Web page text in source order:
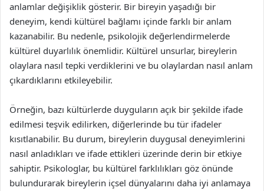
anlamlar değişiklik gösterir. Bir bireyin yaşadığı bir
deneyim, kendi kültürel bağlamı içinde farklı bir anlam
kazanabilir. Bu nedenle, psikolojik değerlendirmelerde
kültürel duyarlılık önemlidir. Kültürel unsurlar, bireylerin
olaylara nasıl tepki verdiklerini ve bu olaylardan nasıl anlam
çıkardıklarını etkileyebilir.
Örneğin, bazı kültürlerde duyguların açık bir şekilde ifade
edilmesi teşvik edilirken, diğerlerinde bu tür ifadeler
kısıtlanabilir. Bu durum, bireylerin duygusal deneyimlerini
nasıl anladıkları ve ifade ettikleri üzerinde derin bir etkiye
sahiptir. Psikologlar, bu kültürel farklılıkları göz önünde
bulundurarak bireylerin içsel dünyalarını daha iyi anlamaya